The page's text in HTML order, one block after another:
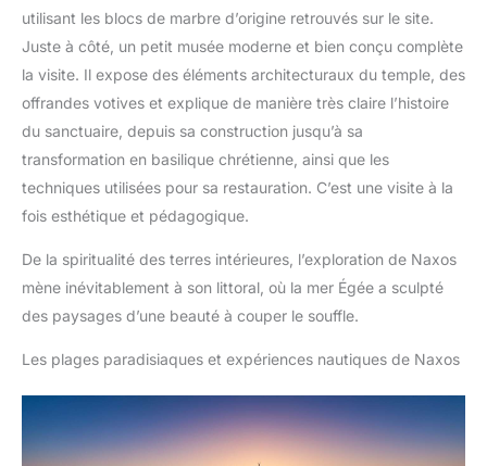
utilisant les blocs de marbre d’origine retrouvés sur le site.
Juste à côté, un petit musée moderne et bien conçu complète
la visite. Il expose des éléments architecturaux du temple, des
offrandes votives et explique de manière très claire l’histoire
du sanctuaire, depuis sa construction jusqu’à sa
transformation en basilique chrétienne, ainsi que les
techniques utilisées pour sa restauration. C’est une visite à la
fois esthétique et pédagogique.
De la spiritualité des terres intérieures, l’exploration de Naxos
mène inévitablement à son littoral, où la mer Égée a sculpté
des paysages d’une beauté à couper le souffle.
Les plages paradisiaques et expériences nautiques de Naxos